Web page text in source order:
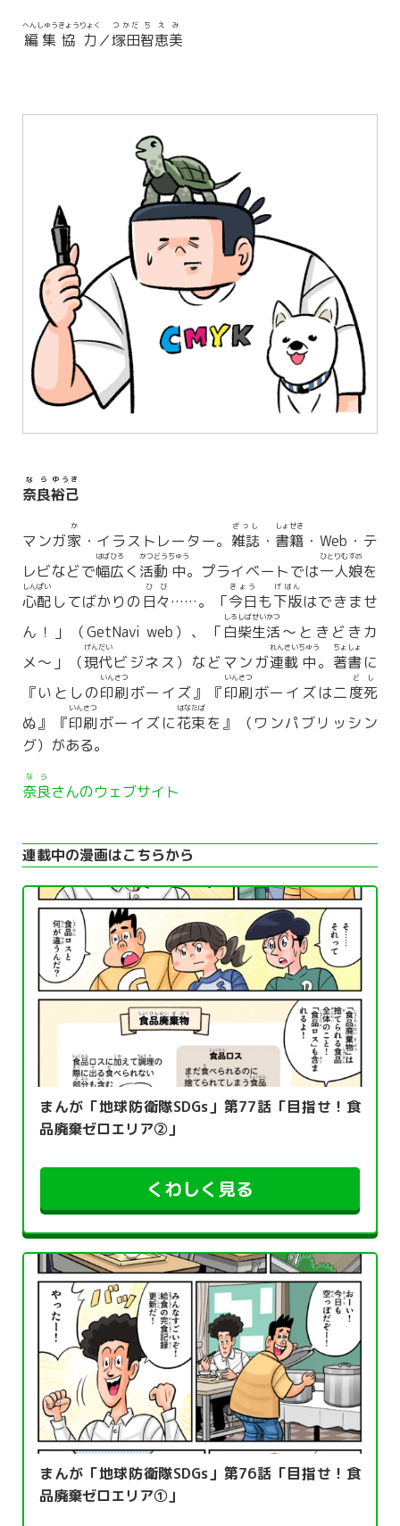
編集
へんしゅう
協力
きょうりょく
／塚田
つかだ
智恵美
ちえみ
奈良
なら
裕己
ゆうき
マンガ家
か
・イラストレーター。 雑誌
ざっし
・ 書籍
しょせき
・Web・テ
レビなどで幅広
はばひろ
く 活動
かつどう
中
ちゅう
。プライベートでは一人娘
ひとりむすめ
を
心配
しんぱい
してばかりの日々
ひび
……。「今日
きょう
も下版
げはん
はできませ
ん！」（GetNavi web）、「 白
しろ
柴
しば
生活
せいかつ
～ときどきカ
メ〜」（現代
げんだい
ビジネス）などマンガ連載
れんさい
中
ちゅう
。 著書
ちょしょ
に
『いとしの印刷
いんさつ
ボーイズ』『印刷
いんさつ
ボーイズは二度
ど
死
し
ぬ』『印刷
いんさつ
ボーイズに花束
はなたば
を』（ワンパブリッシン
グ）がある。
奈良
なら
さんのウェブサイト
連載中の漫画はこちらから
まんが「地球防衛隊SDGs」第77話「目指せ！食
品廃棄ゼロエリア②」
くわしく見る
まんが「地球防衛隊SDGs」第76話「目指せ！食
品廃棄ゼロエリア①」